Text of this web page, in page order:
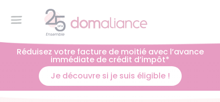
Réduisez votre facture de moitié avec l’avance
immédiate de crédit d’impôt*
Je découvre si je suis éligible !